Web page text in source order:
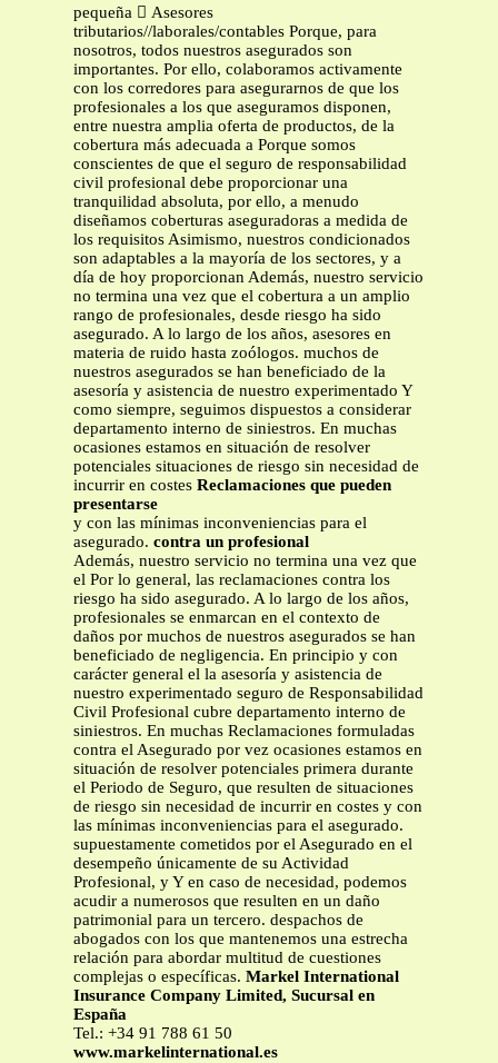
pequeña  Asesores
tributarios//laborales/contables Porque, para
nosotros, todos nuestros asegurados son
importantes. Por ello, colaboramos activamente
con los corredores para asegurarnos de que los
profesionales a los que aseguramos disponen,
entre nuestra amplia oferta de productos, de la
cobertura más adecuada a Porque somos
conscientes de que el seguro de responsabilidad
civil profesional debe proporcionar una
tranquilidad absoluta, por ello, a menudo
diseñamos coberturas aseguradoras a medida de
los requisitos Asimismo, nuestros condicionados
son adaptables a la mayoría de los sectores, y a
día de hoy proporcionan Además, nuestro servicio
no termina una vez que el cobertura a un amplio
rango de profesionales, desde riesgo ha sido
asegurado. A lo largo de los años, asesores en
materia de ruido hasta zoólogos. muchos de
nuestros asegurados se han beneficiado de la
asesoría y asistencia de nuestro experimentado Y
como siempre, seguimos dispuestos a considerar
departamento interno de siniestros. En muchas
ocasiones estamos en situación de resolver
potenciales situaciones de riesgo sin necesidad de
incurrir en costes Reclamaciones que pueden
presentarse
y con las mínimas inconveniencias para el
asegurado. contra un profesional
Además, nuestro servicio no termina una vez que
el Por lo general, las reclamaciones contra los
riesgo ha sido asegurado. A lo largo de los años,
profesionales se enmarcan en el contexto de
daños por muchos de nuestros asegurados se han
beneficiado de negligencia. En principio y con
carácter general el la asesoría y asistencia de
nuestro experimentado seguro de Responsabilidad
Civil Profesional cubre departamento interno de
siniestros. En muchas Reclamaciones formuladas
contra el Asegurado por vez ocasiones estamos en
situación de resolver potenciales primera durante
el Periodo de Seguro, que resulten de situaciones
de riesgo sin necesidad de incurrir en costes y con
las mínimas inconveniencias para el asegurado.
supuestamente cometidos por el Asegurado en el
desempeño únicamente de su Actividad
Profesional, y Y en caso de necesidad, podemos
acudir a numerosos que resulten en un daño
patrimonial para un tercero. despachos de
abogados con los que mantenemos una estrecha
relación para abordar multitud de cuestiones
complejas o específicas. Markel International
Insurance Company Limited, Sucursal en
España
Tel.: +34 91 788 61 50
www.markelinternational.es